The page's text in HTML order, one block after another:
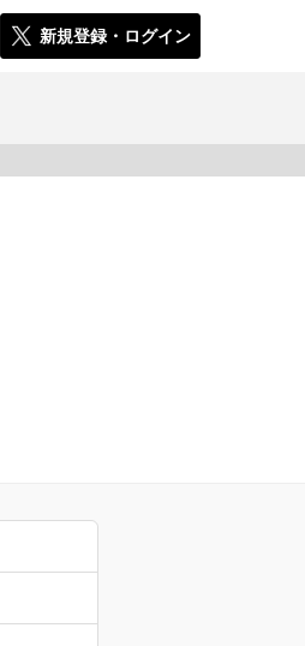
新規登録・ログイン